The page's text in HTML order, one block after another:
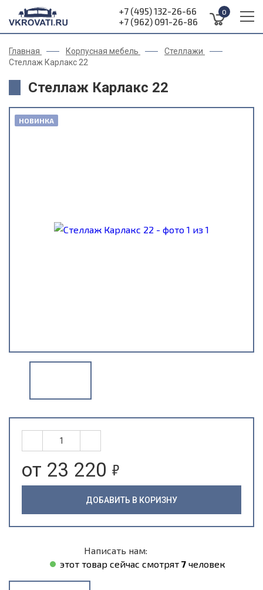
+7 (495) 132-26-66
+7 (962) 091-26-86
0
Главная Корпусная мебель
Стеллажи
Стеллаж Карлакс 22
Стеллаж Карлакс 22
НОВИНКА
от 23 220 5
ДОБАВИТЬ В КОРИЗНУ
Написать нам:
этот товар сейчас смотрят 7человек